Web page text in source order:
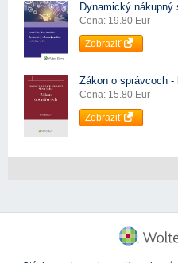
Dynamický
Cena: 19.80 Eur
Zobraziť
Zákon o správcoch -
Cena: 15.80 Eur
Zobraziť